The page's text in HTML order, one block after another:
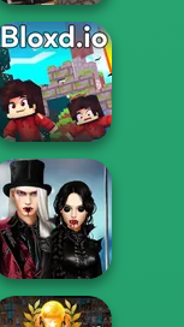
Vectaria.io
Bloxd.io